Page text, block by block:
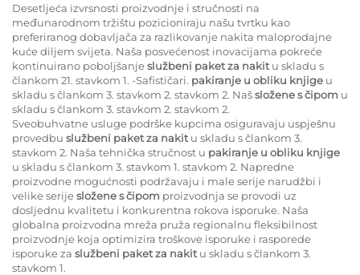
Desetljeća izvrsnosti proizvodnje i stručnosti na
međunarodnom tržištu pozicioniraju našu tvrtku kao
preferiranog dobavljača za razlikovanje nakita maloprodajne
kuće diljem svijeta. Naša posvećenost inovacijama pokreće
kontinuirano poboljšanjeslužbeni paket za nakit u skladu s
člankom 21. stavkom 1. -Safističari. pakiranje u obliku knjige u
skladu s člankom 3. stavkom 2. stavkom 2. Našsložene s čipom u
skladu s člankom 3. stavkom 2. stavkom 2.
Sveobuhvatne usluge podrške kupcima osiguravaju uspješnu
provedbu službeni paket za nakit u skladu s člankom 3.
stavkom 2. Naša tehnička stručnost u pakiranje u obliku knjige
u skladu s člankom 3. stavkom 1. stavkom 2. Napredne
proizvodne mogućnosti podržavaju i male serije narudžbi i
velike serijesložene s čipom proizvodnja se provodi uz
dosljednu kvalitetu i konkurentna rokova isporuke. Naša
globalna proizvodna mreža pruža regionalnu fleksibilnost
proizvodnje koja optimizira troškove isporuke i rasporede
isporuke za službeni paket za nakit u skladu s člankom 3.
stavkom 1.